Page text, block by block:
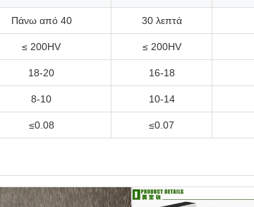
Πάνω από 40 30 λεπτά
≤ 200HV ≤ 200HV
18-20 16-18
8-10 10-14
≤0.08 ≤0.07